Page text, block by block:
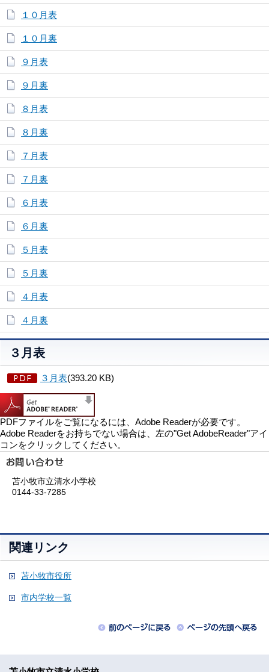
１０月表
１０月裏
９月表
９月裏
８月表
８月裏
７月表
７月裏
６月表
６月裏
５月表
５月裏
４月表
４月裏
３月表
３月表(393.20 KB)
PDFファイルをご覧になるには、Adobe Readerが必要です。
Adobe Readerをお持ちでない場合は、左の"Get AdobeReader"アイ
コンをクリックしてください。
苫小牧市立清水小学校
0144-33-7285
関連リンク
苫小牧市役所
市内学校一覧